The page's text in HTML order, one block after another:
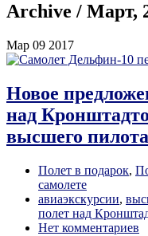
Archive / Март,
Мар 09 2017
Новое
над
высшего
Полет в подарок,
самолете
авиаэкскурсии,
полет над
Нет комментариев